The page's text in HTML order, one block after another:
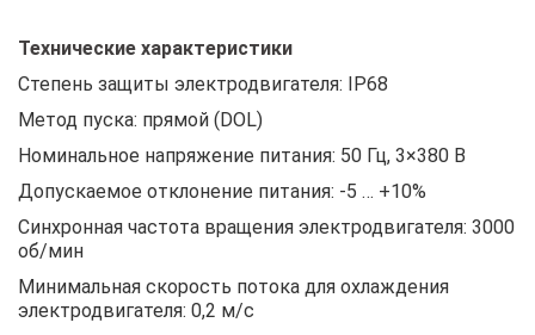
Технические характеристики
Степень защиты электродвигателя: IP68
Метод пуска: прямой (DOL)
Номинальное напряжение питания: 50 Гц, 3×380 В
Допускаемое отклонение питания: -5 … +10%
Синхронная частота вращения электродвигателя: 3000
об/мин
Минимальная скорость потока для охлаждения
электродвигателя: 0,2 м/с